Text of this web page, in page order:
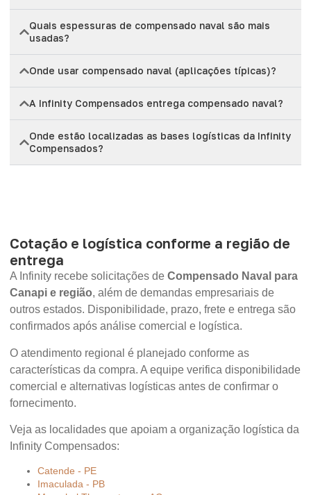
Quais espessuras de compensado naval são mais
usadas?
Onde usar compensado naval (aplicações típicas)?
A Infinity Compensados entrega compensado naval?
Onde estão localizadas as bases logísticas da Infinity
Compensados?
Cotação e logística conforme a região de
entrega
A Infinity recebe solicitações de Compensado Naval para
Canapi e região, além de demandas empresariais de
outros estados. Disponibilidade, prazo, frete e entrega são
confirmados após análise comercial e logística.
O atendimento regional é planejado conforme as
características da compra. A equipe verifica disponibilidade
comercial e alternativas logísticas antes de confirmar o
fornecimento.
Veja as localidades que apoiam a organização logística da
Infinity Compensados:
Catende - PE
Imaculada - PB